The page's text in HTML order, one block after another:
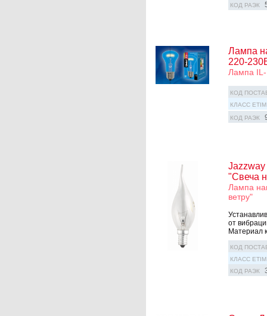
КОД РАЭК
Лампа
220-
Лампа
КОД
КЛАСС ETIM
КОД РАЭК
"Свеча
Лампа
ветру"
от
Материал
КОД
КЛАСС ETIM
КОД РАЭК